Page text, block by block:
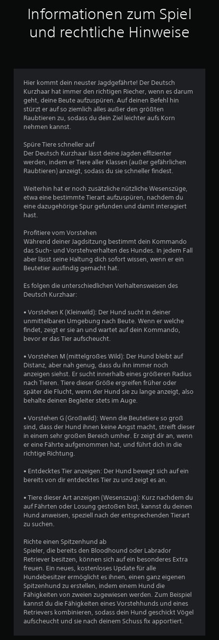
o
n
t
n
a
s
2
B
e
w
e
t
u
e
n
c
h
z
u
l
e
s
e
n
s
n
d
.
(
e
i
n
c
h
)
E
s
g
i
t
e
i
n
g
e
O
i
o
n
e
n
ü
r
i
e
E
m
f
i
n
d
i
h
k
e
i
t
e
r
t
i
c
k
.
A
n
p
a
s
s
b
a
Informationen zum Spiel
und rechtliche Hinweise
Hier kommt dein neuster Jagdgefährte! Der Deutsch
Kurzhaar hat immer den richtigen Riecher, wenn es darum
geht, deine Beute aufzuspüren. Auf deinen Befehl hin
stürzt er auf so ziemlich alles außer den größten
Raubtieren zu, sodass du dein Ziel leichter aufs Korn
nehmen kannst.
Spüre Tiere schneller auf
Der Deutsch Kurzhaar lässt deine Jagden effizienter
werden, indem er Tiere aller Klassen (außer gefährlichen
Raubtieren) anzeigt, sodass du sie schneller findest.
Weiterhin hat er noch zusätzliche nützliche Wesenszüge,
etwa eine bestimmte Tierart aufzuspüren, nachdem du
eine dazugehörige Spur gefunden und damit interagiert
hast.
Profitiere vom Vorstehen
Während deiner Jagdsitzung bestimmt dein Kommando
das Such- und Vorstehverhalten des Hundes. In jedem Fall
aber lässt seine Haltung dich sofort wissen, wenn er ein
Beutetier ausfindig gemacht hat.
Es folgen die unterschiedlichen Verhaltensweisen des
Deutsch Kurzhaar:
• Vorstehen K (Kleinwild): Der Hund sucht in deiner
unmittelbaren Umgebung nach Beute. Wenn er welche
findet, zeigt er sie an und wartet auf dein Kommando,
bevor er das Tier aufscheucht.
• Vorstehen M (mittelgroßes Wild): Der Hund bleibt auf
Distanz, aber nah genug, dass du ihn immer noch
anzeigen siehst. Er sucht innerhalb eines größeren Radius
nach Tieren. Tiere dieser Größe ergreifen früher oder
später die Flucht, wenn der Hund sie zu lange anzeigt, also
behalte deinen Begleiter stets im Auge.
• Vorstehen G (Großwild): Wenn die Beutetiere so groß
sind, dass der Hund ihnen keine Angst macht, streift dieser
in einem sehr großen Bereich umher. Er zeigt dir an, wenn
er eine Fährte aufgenommen hat, und führt dich in die
richtige Richtung.
• Entdecktes Tier anzeigen: Der Hund bewegt sich auf ein
bereits von dir entdecktes Tier zu und zeigt es an.
• Tiere dieser Art anzeigen (Wesenszug): Kurz nachdem du
auf Fährten oder Losung gestoßen bist, kannst du deinen
Hund anweisen, speziell nach der entsprechenden Tierart
zu suchen.
Richte einen Spitzenhund ab
Spieler, die bereits den Bloodhound oder Labrador
Retriever besitzen, können sich auf ein besonderes Extra
freuen. Ein neues, kostenloses Update für alle
Hundebesitzer ermöglicht es ihnen, einen ganz eigenen
Spitzenhund zu erstellen, indem einem Hund die
Fähigkeiten von zweien zugewiesen werden. Zum Beispiel
kannst du die Fähigkeiten eines Vorstehhunds und eines
Retrievers kombinieren, sodass dein Hund geschickt Vögel
aufscheucht und sie nach deinem Schuss fix apportiert.